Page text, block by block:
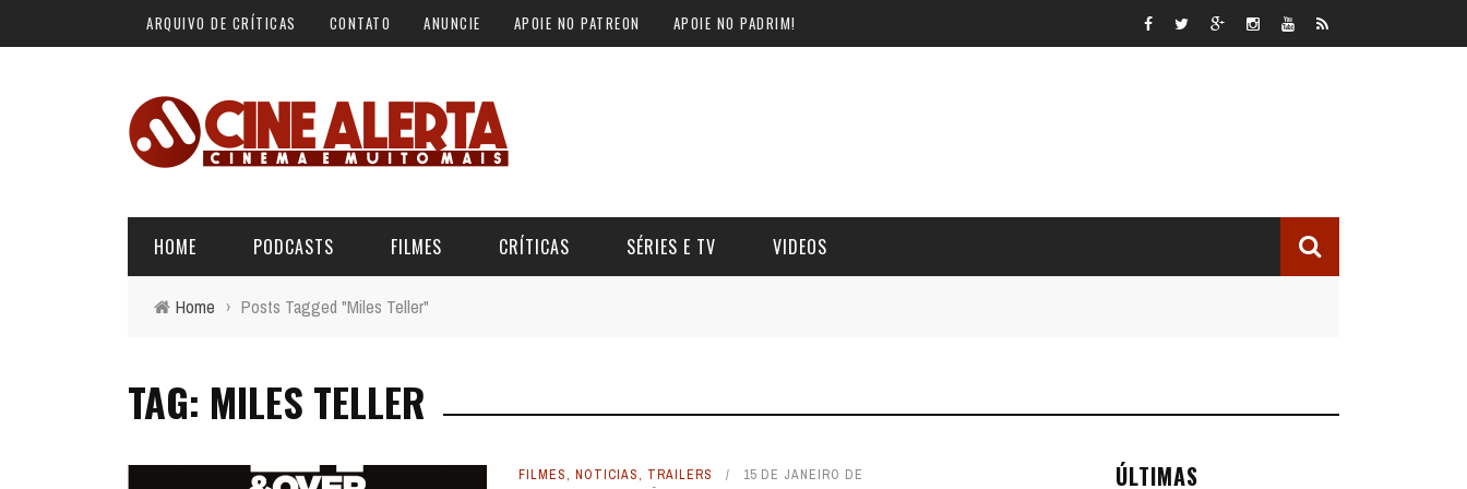
ARQUIVO DE CRÍTICAS CONTATO ANUNCIE APOIE NO PATREON APOIE NO PADRIM!
HOME PODCASTS
ALERTA DE SPOILER
FILMES CRÍTICAS SÉRIES E TV VIDEOS
CINERAMA
Home › Posts Tagged "Miles Teller"
TAG: MILES TELLER
FILMES, NOTICIAS, TRAILERS
15 DE JANEIRO DE
ÚLTIMAS